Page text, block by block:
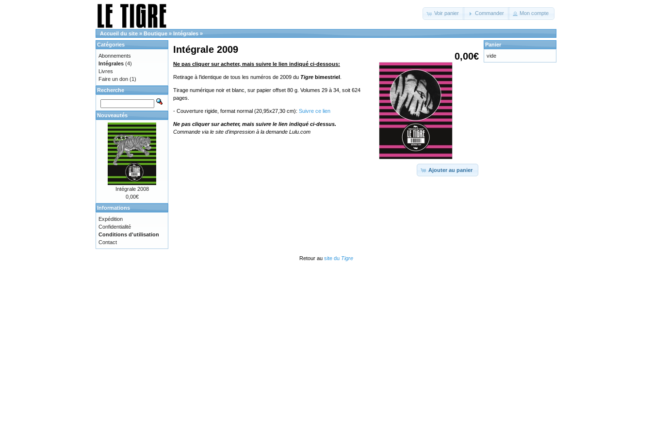
Voir panier Commander Mon compte
Accueil du site » Boutique » Intégrales »
0,00€
Intégrale 2009
Ne pas cliquer sur acheter, mais suivre le lien indiqué ci-dessous:
Retirage à l'identique de tous les numéros de 2009 du Tigre bimestriel
Tirage numérique noir et blanc, sur papier offset 80 g. Volumes 29 à 34, soit 624
pages.
- Couverture rigide, format normal (20,95x27,30 cm): Suivre ce lien
Ne pas cliquer sur acheter, mais suivre le lien indiqué ci-dessus.
Commande via le site d'impression à la demande Lulu.com
Ajouter au panier
Catégories
Abonnements
Intégrales (4)
Livres
Faire un don (1)
Recherche
Nouveautés
Intégrale 2008
0,00€
Informations
Expédition
Confidentialité
Conditions d'utilisation
Contact
Panier
vide
Retour au site du Tigre